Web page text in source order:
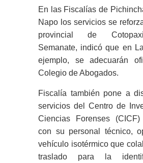
En las Fiscalías de
Napo los servicios se
provincial de
Semanate, indicó que en
ejemplo, se adecuarán
Colegio de Abogados.
Fiscalía también pone a
servicios del Centro de
Ciencias Forenses
con su personal técnico,
vehículo isotérmico que
traslado para la